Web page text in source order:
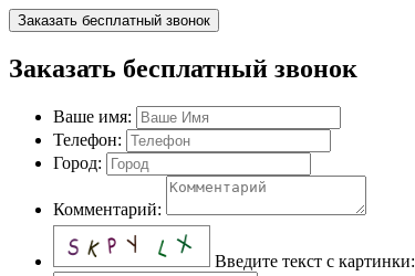
Заказать бесплатный звонок
Заказать бесплатный звонок
Ваше имя:
Телефон:
Город:
Комментарий:
Введите текст с картинки: